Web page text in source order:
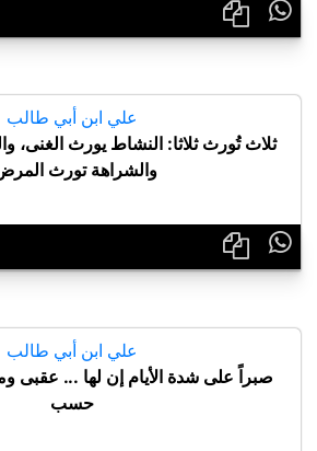

علي ابن أبي طالب
ثلاث تُورث ثلاثا: النشاط يورث الغنى،
والشراهة تورث

علي ابن أبي طالب
صبراً على شدة الأيام إن لها ... عقبى
حسب